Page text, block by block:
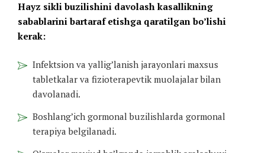
Hayz sikli buzilishini davolash kasallikning
sabablarini bartaraf etishga qaratilgan bo’lishi
kerak:
Infektsion va yallig’lanish jarayonlari maxsus
tabletkalar va fizioterapevtik muolajalar bilan
davolanadi.
Boshlang’ich gormonal buzilishlarda gormonal
terapiya belgilanadi.